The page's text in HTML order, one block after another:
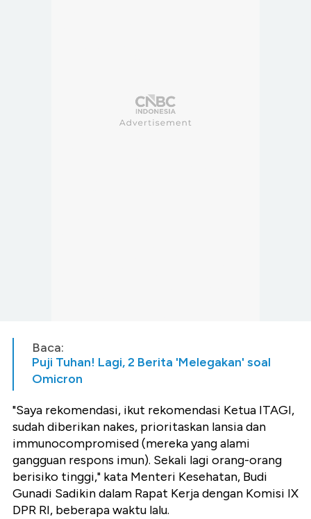
Baca:
Puji Tuhan! Lagi, 2 Berita 'Melegakan' soal
Omicron
"Saya rekomendasi, ikut rekomendasi Ketua ITAGI,
sudah diberikan nakes, prioritaskan lansia dan
immunocompromised (mereka yang alami
gangguan respons imun). Sekali lagi orang-orang
berisiko tinggi," kata Menteri Kesehatan, Budi
Gunadi Sadikin dalam Rapat Kerja dengan Komisi IX
DPR RI, beberapa waktu lalu.